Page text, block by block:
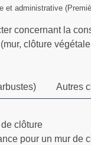
et administrative
concernant la
clôture
Autres
pour un mur de